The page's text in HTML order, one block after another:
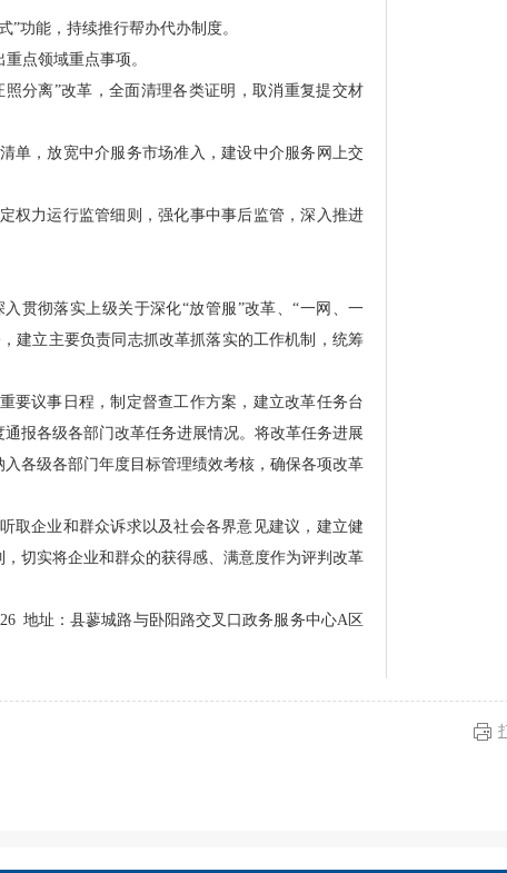
功能，持续推行帮办代办制度。
点领域重点事项。
分离”改革，全面清理各类证明，取消重复提交材
，放宽中介服务市场准入，建设中介服务网上交
力运行监管细则，强化事中事后监管，深入推进
贯彻落实上级关于深化“放管服”改革、“一网、一
建立主要负责同志抓改革抓落实的工作机制，统筹
议事日程，制定督查工作方案，建立改革任务台
报各级各部门改革任务进展情况。将改革任务进展
各级各部门年度目标管理绩效考核，确保各项改革
企业和群众诉求以及社会各界意见建议，建立健
切实将企业和群众的获得感、满意度作为评判改革
地址：县蓼城路与卧阳路交叉口政务服务中心A区